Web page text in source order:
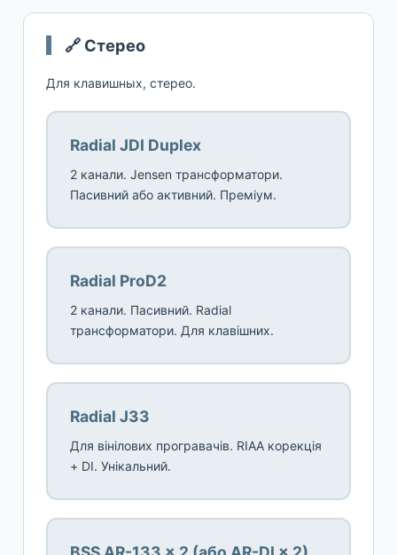
🔗 Стерео
Для клавишных, стерео.
Radial JDI Duplex
2 канали. Jensen трансформатори.
Пасивний або активний. Преміум.
Radial ProD2
2 канали. Пасивний. Radial
трансформатори. Для клавішних.
Radial J33
Для вінілових програвачів. RIAA корекція
+ DI. Унікальний.